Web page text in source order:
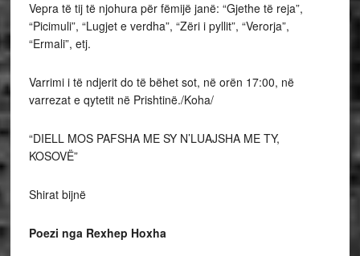
Vepra të tij të njohura për fëmijë janë: “Gjethe të reja”,
“Picimuli”, “Lugjet e verdha”, “Zëri i pyllit”, “Verorja”,
“Ermali”, etj.
Varrimi i të ndjerit do të bëhet sot, në orën 17:00, në
varrezat e qytetit në Prishtinë./Koha/
“DIELL MOS PAFSHA ME SY N’LUAJSHA ME TY,
KOSOVË”
Shirat bijnë
Poezi nga Rexhep Hoxha